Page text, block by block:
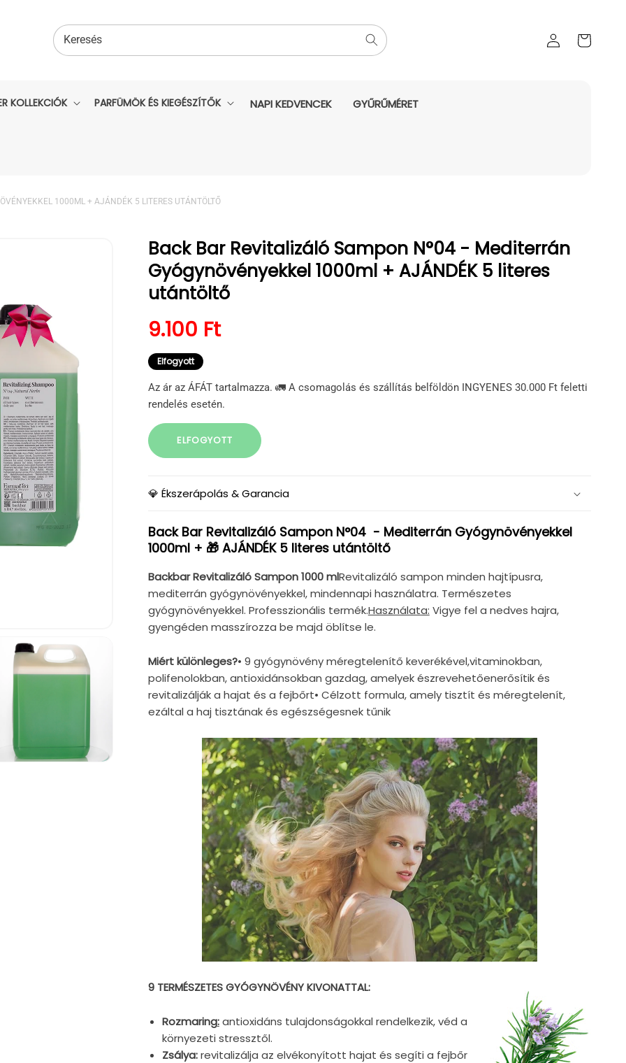
Bejelentkezés
kosara
Keresés
KOLLEKCIÓK PARFÜMÖK ÉS KIEGÉSZÍTŐK NAPI KEDVENCEK GYŰRŰMÉRET
1000ML + AJÁNDÉK 5 LITERES UTÁNTÖLTŐ
Back Bar Revitalizáló Sampon N°04 - Mediterrán
Gyógynövényekkel 1000ml + AJÁNDÉK 5 literes
utántöltő
Normál ár
9.100 Ft
Elfogyott
Az ár az ÁFÁT tartalmazza. 🚛 A csomagolás és szállítás belföldön INGYENES 30.000 Ft feletti
rendelés esetén.
ELFOGYOTT
💎 Ékszerápolás & Garancia
Back Bar Revitalizáló Sampon N°04 - Mediterrán Gyógynövényekkel
1000ml + 🎁 AJÁNDÉK 5 literes utántöltő
Backbar Revitalizáló Sampon 1000 mlRevitalizáló sampon minden hajtípusra,
mediterrán gyógynövényekkel, mindennapi használatra. Természetes
gyógynövényekkel. Professzionális termék.Használata: Vigye fel a nedves hajra,
gyengéden masszírozza be majd öblítse le.
Miért különleges?• 9 gyógynövény méregtelenítő keverékével,vitaminokban,
polifenolokban, antioxidánsokban gazdag, amelyek észrevehetőenerősítik és
revitalizálják a hajat és a fejbőrt• Célzott formula, amely tisztít és méregtelenít,
ezáltal a haj tisztának és egészségesnek tűnik
9 TERMÉSZETES GYÓGYNÖVÉNY KIVONATTAL:
Rozmaring: antioxidáns tulajdonságokkal rendelkezik, véd a
környezeti stressztől.
Zsálya:revitalizálja az elvékonyított hajat és segíti a fejbőr